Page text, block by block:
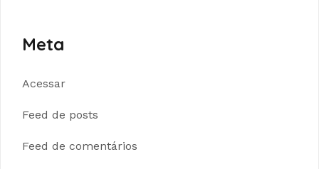
Meta
Acessar
Feed de posts
Feed de comentários